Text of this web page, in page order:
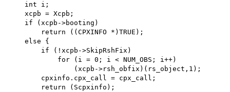
    int i;
    xcpb = Xcpb;
    if (xcpb->booting)
        return ((CPXINFO *)TRUE);
    else {
        if (!xcpb->SkipRshFix)
            for (i = 0; i < NUM_OBS; i++)
                (xcpb->rsh_obfix)(rs_object,1);
        cpxinfo.cpx_call = cpx_call;
        return (Scpxinfo);